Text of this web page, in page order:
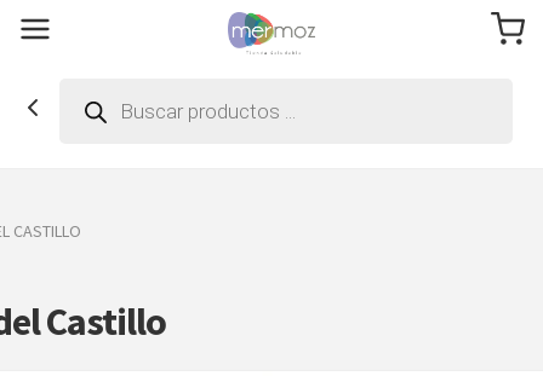
productos
CASTILLO
Castillo